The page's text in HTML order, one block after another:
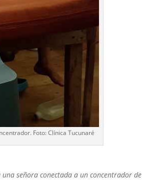
Foto: Clínica Tucunaré
señora conectada a un concentrador de